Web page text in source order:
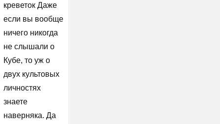
креветок Даже
если вы вообще
ничего никогда
не слышали о
Кубе, то уж о
двух культовых
личностях
знаете
наверняка. Да